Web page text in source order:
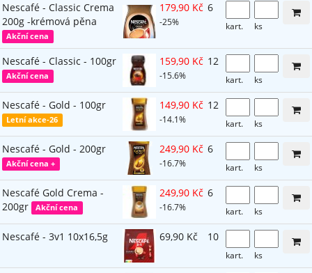
Nescafé - Classic Crema
200g -krémová pěna
Akční cena
179,90 Kč
-25%
6
kart. ks
Nescafé - Classic - 100gr
Akční cena
159,90 Kč
-15.6%
12
kart. ks
Nescafé - Gold - 100gr
Letní akce-26
149,90 Kč
-14.1%
12
kart. ks
Nescafé - Gold - 200gr
Akční cena +
249,90 Kč
-16.7%
6
kart. ks
Nescafé Gold Crema -
200gr
Akční cena
249,90 Kč
-16.7%
6
kart. ks
Nescafé - 3v1 10x16,5g 69,90 Kč 10
kart. ks